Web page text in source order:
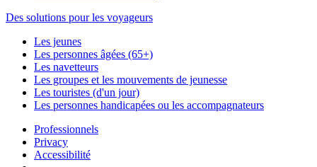
Des solutions pour les voyageurs
Les jeunes
Les personnes âgées (65+)
Les navetteurs
Les groupes et les mouvements de jeunesse
Les touristes (d'un jour)
Les personnes handicapées ou les accompagnateurs
Professionnels
Privacy
Accessibilité